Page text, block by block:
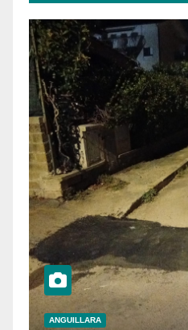
ANGUILLARA